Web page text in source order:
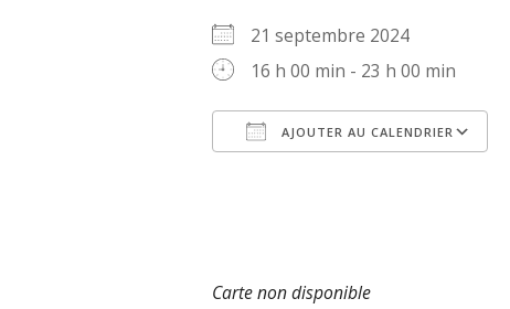
21 septembre 2024
16 h 00 min - 23 h 00 min
AJOUTER AU CALENDRIER
Carte non disponible